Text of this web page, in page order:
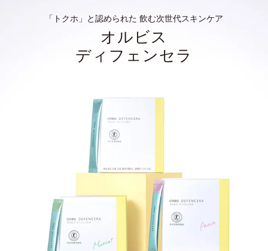
「トクホ」と認められた 飲む次世代スキンケア
オルビス
ディフェンセラ